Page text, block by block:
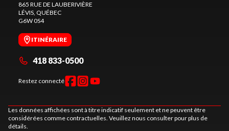
865 RUE DE LAUBERIVIÈRE
LÉVIS, QUÉBEC
G6W 0S4
ITINÉRAIRE
418 833-0500
Restez connecté
Les données affichées sont à titre indicatif seulement et ne peuvent être
considérées comme contractuelles. Veuillez nous consulter pour plus de
détails.